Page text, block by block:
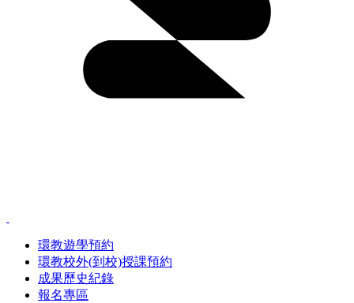
環教遊學預約
環教校外(到校)授課預約
成果歷史紀錄
報名專區